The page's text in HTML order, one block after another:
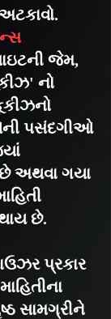
જેમ,
નો
પસંદગીઓ
અથવા ગયા
છે.
પ્રકાર
સામગ્રીને